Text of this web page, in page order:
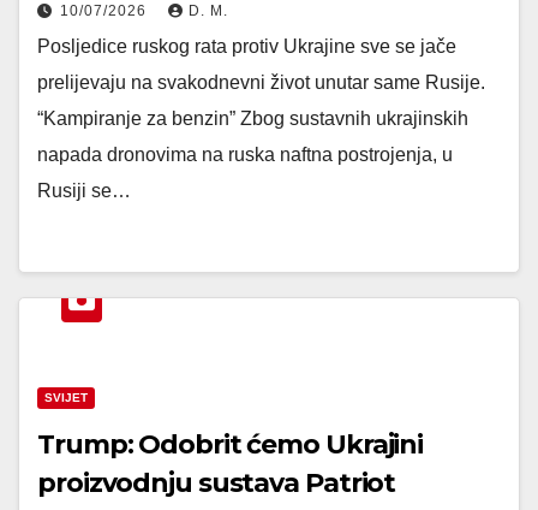
10/07/2026 D. M.
Posljedice ruskog rata protiv Ukrajine sve se jače
prelijevaju na svakodnevni život unutar same Rusije.
“Kampiranje za benzin” Zbog sustavnih ukrajinskih
napada dronovima na ruska naftna postrojenja, u
Rusiji se…
SVIJET
Trump: Odobrit ćemo Ukrajini
proizvodnju sustava Patriot